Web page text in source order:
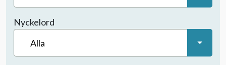
Publicerat
Allt publicerat
Nyckelord
Alla